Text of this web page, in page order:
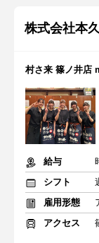
株式会社本
村さ来 篠ノ井店
給与
シフト
雇用形態
アクセス